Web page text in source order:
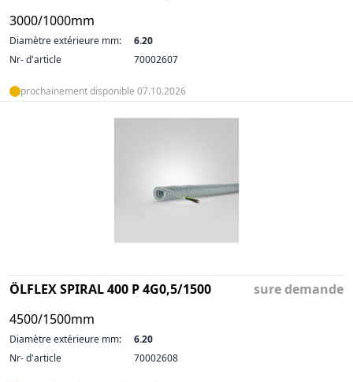
3000/1000mm
Diamètre extérieure mm:
6.20
Nr- d'article
70002607
prochainement disponible 07.10.2026
ÖLFLEX SPIRAL 400 P 4G0,5/1500
4500/1500mm
sure demande
Diamètre extérieure mm:
6.20
Nr- d'article
70002608